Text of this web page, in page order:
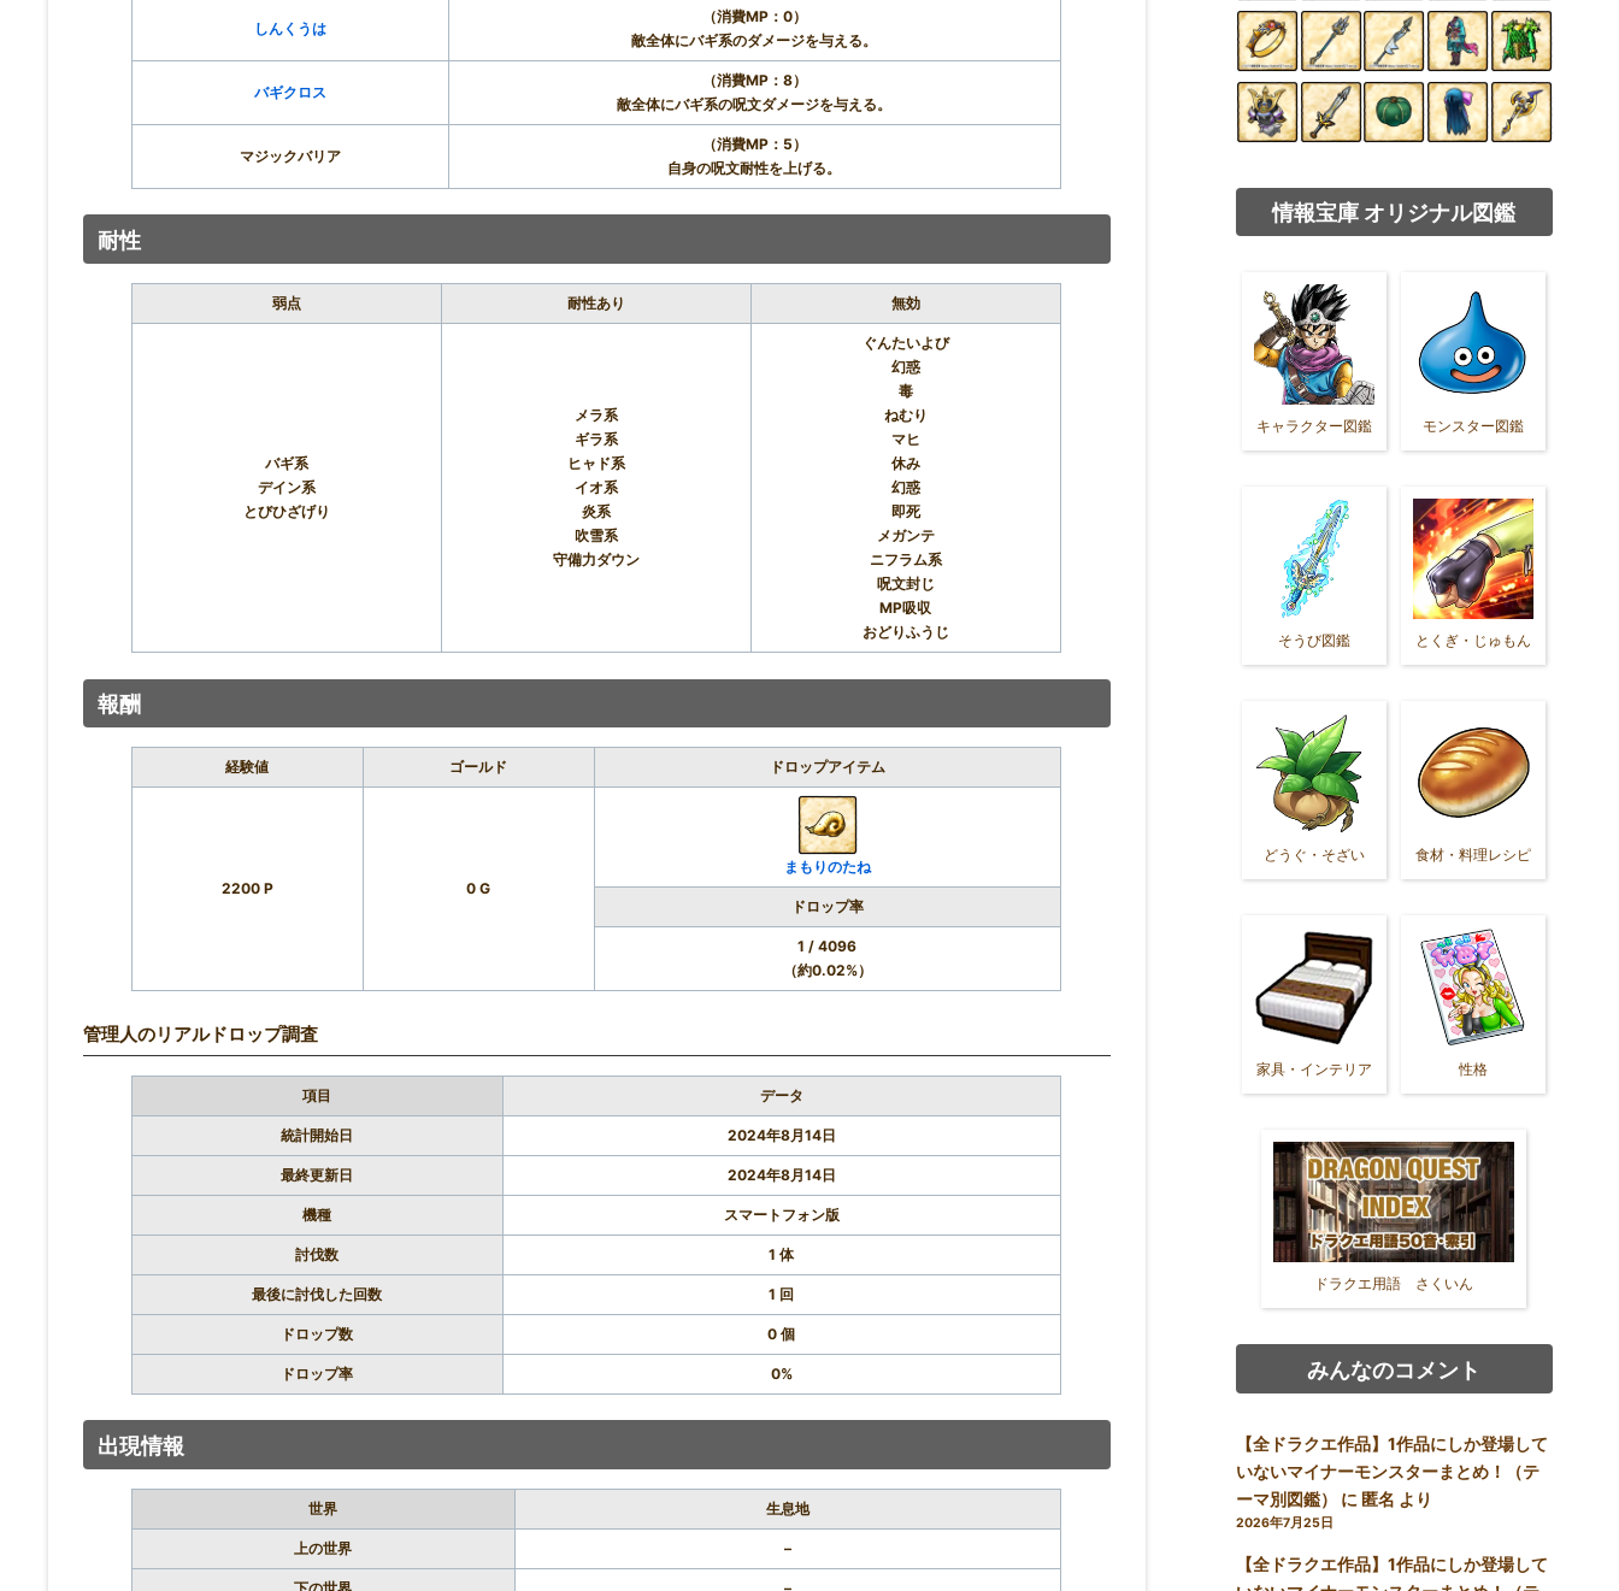
しんくうは
（消費MP：0）
敵全体にバギ系のダメージを与える。
バギクロス
（消費MP：8）
敵全体にバギ系の呪文ダメージを与える。
マジックバリア
（消費MP：5）
自身の呪文耐性を上げる。
耐性
弱点 耐性あり 無効
バギ系
デイン系
とびひざげり
メラ系
ギラ系
ヒャド系
イオ系
炎系
吹雪系
守備力ダウン
ぐんたいよび
幻惑
毒
ねむり
マヒ
休み
幻惑
即死
メガンテ
ニフラム系
呪文封じ
MP吸収
おどりふうじ
報酬
経験値 ゴールド ドロップアイテム
2200 P 0 G
まもりのたね
ドロップ率
1 / 4096
（約0.02%）
管理人のリアルドロップ調査
項目 データ
統計開始日 2024年8月14日
最終更新日 2024年8月14日
機種 スマートフォン版
討伐数 1 体
最後に討伐した回数 1 回
ドロップ数 0 個
ドロップ率 0%
出現情報
世界 生息地
上の世界 –
情報宝庫 オリジナル図鑑
キャラクター図鑑 モンスター図鑑
そうび図鑑 とくぎ・じゅもん
どうぐ・そざい 食材・料理レシピ
家具・インテリア 性格
ドラクエ用語 さくいん
みんなのコメント
【全ドラクエ作品】1作品にしか登場して
いないマイナーモンスターまとめ！（テ
ーマ別図鑑）
に 匿名 より
2026年7月25日
【全ドラクエ作品】1作品にしか登場して